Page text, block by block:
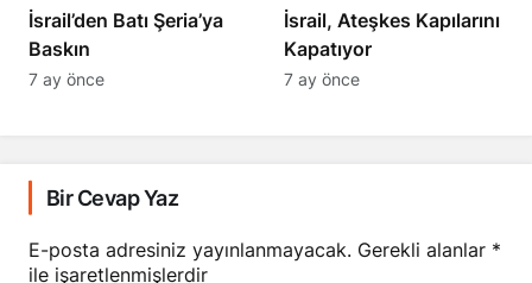
​​​​​​​İsrail’den Batı Şeria’ya
Baskın
7 ay önce
İsrail, Ateşkes Kapılarını
Kapatıyor
7 ay önce
Bir Cevap Yaz
E-posta adresiniz yayınlanmayacak. Gerekli alanlar *
ile işaretlenmişlerdir